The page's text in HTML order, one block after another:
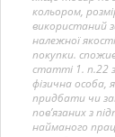
кольором,
використаний
належної
покупки.
статті 1. п.22
фізична особа,
придбати чи
пов’язаних з
найманого